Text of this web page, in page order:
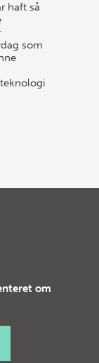
haft så
som
om